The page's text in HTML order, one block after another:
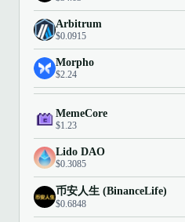
Arbitrum
$0.0915
Morpho
$2.24
MemeCore
$1.23
Lido DAO
$0.3085
币安人生 (BinanceLife)
$0.6848